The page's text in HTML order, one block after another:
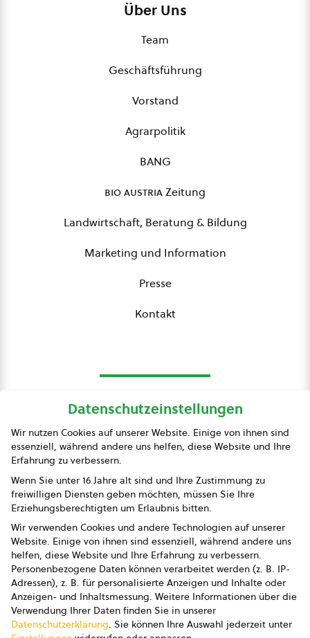
Über Uns
Team
Geschäftsführung
Vorstand
Agrarpolitik
BANG
bio austriaZeitung
Landwirtschaft, Beratung & Bildung
Marketing und Information
Presse
Kontakt
Presse
Impressum
Datenschutz
AGB
AGB Marketing GmbH
AGB Bildung
Newsletter
Datenschutzeinstellungen
Wir nutzen Cookies auf unserer Website. Einige von ihnen sind
essenziell, während andere uns helfen, diese Website und Ihre
Erfahrung zu verbessern.
Wenn Sie unter 16 Jahre alt sind und Ihre Zustimmung zu
freiwilligen Diensten geben möchten, müssen Sie Ihre
Erziehungsberechtigten um Erlaubnis bitten.
Wir verwenden Cookies und andere Technologien auf unserer
Website. Einige von ihnen sind essenziell, während andere uns
helfen, diese Website und Ihre Erfahrung zu verbessern.
Personenbezogene Daten können verarbeitet werden (z. B. IP-
Adressen), z. B. für personalisierte Anzeigen und Inhalte oder
Anzeigen- und Inhaltsmessung. Weitere Informationen über die
Verwendung Ihrer Daten finden Sie in unserer
Datenschutzerklärung. Sie können Ihre Auswahl jederzeit unter